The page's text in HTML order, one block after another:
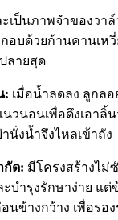
เป็นภาพจำของวา
อบด้วยก้านคานเห
ลายสุด
: เมื่อน้ำลดลง ลูกล
วนอนเพื่อดึงเอาลิ้
นั่งน้ำจึงไหลเข้าถัง
กัด: มีโครงสร้างไม่
บำรุงรักษาง่าย แต่
ข้างกว้าง เพื่อรอง